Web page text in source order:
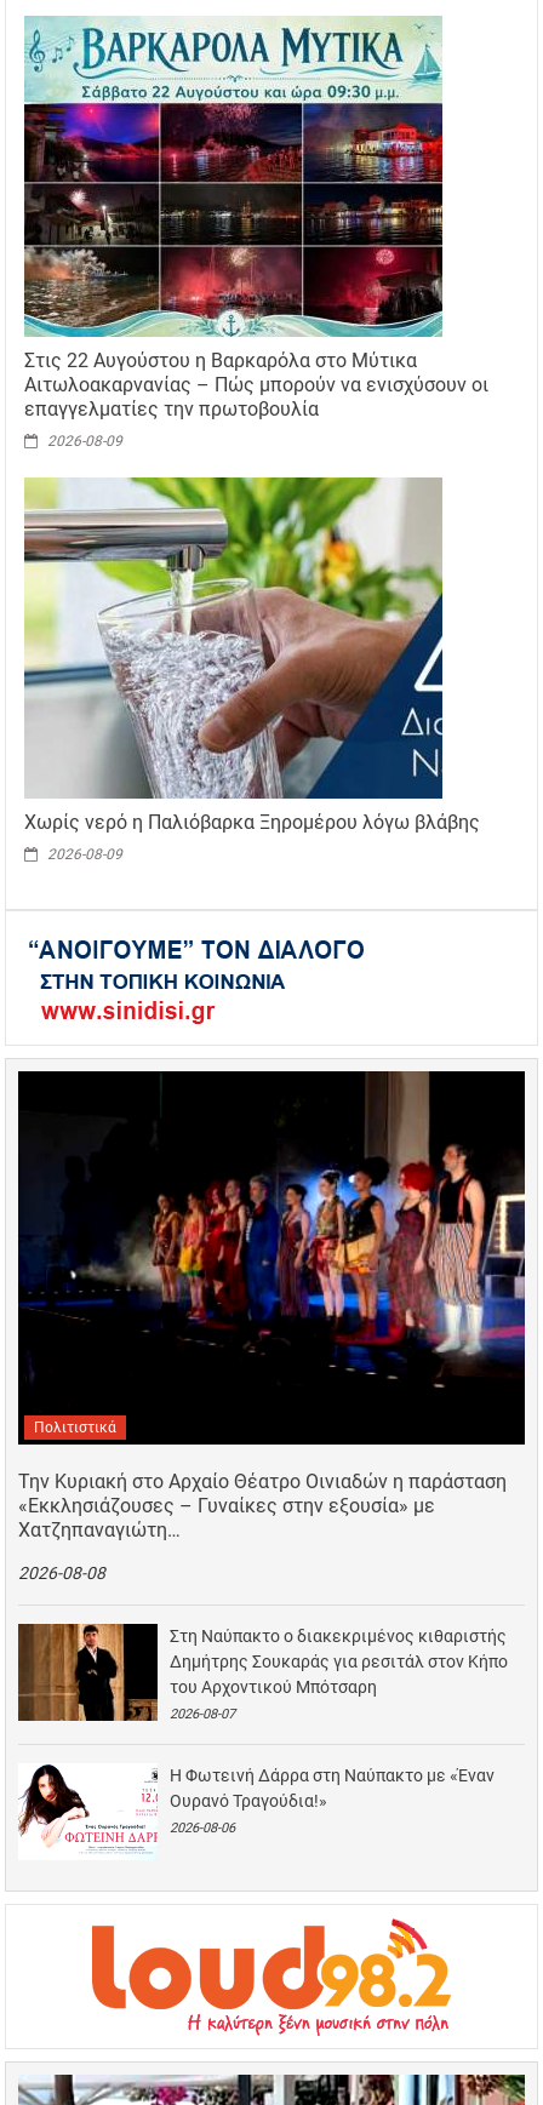
Στις 22 Αυγούστου η Βαρκαρόλα στο Μύτικα
Αιτωλοακαρνανίας – Πώς μπορούν να ενισχύσουν οι
επαγγελματίες την πρωτοβουλία
2026-08-09
Χωρίς νερό η Παλιόβαρκα Ξηρομέρου λόγω βλάβης
2026-08-09
Πολιτιστικά
Την Κυριακή στο Αρχαίο Θέατρο Οινιαδών η παράσταση
«Εκκλησιάζουσες – Γυναίκες στην εξουσία» με
Χατζηπαναγιώτη…
2026-08-08
Στη Ναύπακτο ο διακεκριμένος κιθαριστής
Δημήτρης Σουκαράς για ρεσιτάλ στον Κήπο
του Αρχοντικού Μπότσαρη
2026-08-07
Η Φωτεινή Δάρρα στη Ναύπακτο με «Έναν
Ουρανό Τραγούδια!»
2026-08-06